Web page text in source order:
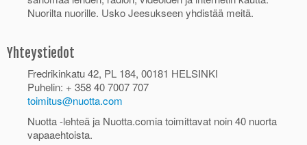
Nuorilta nuorille. Usko Jeesukseen yhdistää meitä.
Yhteystiedot
Fredrikinkatu 42, PL 184, 00181 HELSINKI
Puhelin: + 358 40 7007 707
toimitus@nuotta.com
Nuotta -lehteä ja Nuotta.comia toimittavat noin 40 nuorta
vapaaehtoista.